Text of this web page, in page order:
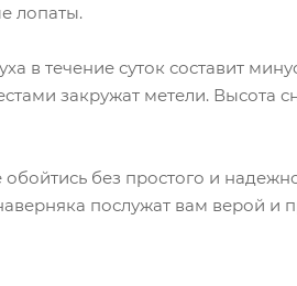
лопаты.
в течение суток составит
закружат метели. Высота
без простого и
послужат вам верой и